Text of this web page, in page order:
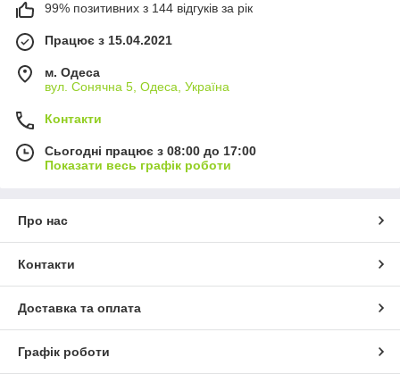
99% позитивних з 144 відгуків за рік
Працює з 15.04.2021
м. Одеса
вул. Сонячна 5, Одеса, Україна
Контакти
Сьогодні працює з 08:00 до 17:00
Показати весь графік роботи
Про нас
Контакти
Доставка та оплата
Графік роботи